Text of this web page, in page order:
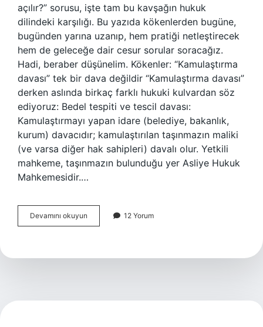
açılır?” sorusu, işte tam bu kavşağın hukuk
dilindeki karşılığı. Bu yazıda kökenlerden bugüne,
bugünden yarına uzanıp, hem pratiği netleştirecek
hem de geleceğe dair cesur sorular soracağız.
Hadi, beraber düşünelim. Kökenler: “Kamulaştırma
davası” tek bir dava değildir “Kamulaştırma davası”
derken aslında birkaç farklı hukuki kulvardan söz
ediyoruz: Bedel tespiti ve tescil davası:
Kamulaştırmayı yapan idare (belediye, bakanlık,
kurum) davacıdır; kamulaştırılan taşınmazın maliki
(ve varsa diğer hak sahipleri) davalı olur. Yetkili
mahkeme, taşınmazın bulunduğu yer Asliye Hukuk
Mahkemesidir.…
Devamını okuyun Kamulaştırma
davası
?
12 Yorum